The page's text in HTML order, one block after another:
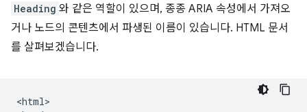
Heading 와 같은 역할이 있으며, 종종 ARIA 속성에서 가져오
거나 노드의 콘텐츠에서 파생된 이름이 있습니다. HTML 문서
를 살펴보겠습니다.
<html>